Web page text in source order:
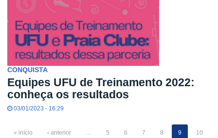
CONQUISTA
Equipes UFU de Treinamento 2022:
conheça os resultados
03/01/2023 - 16:29
« início ‹ anterior … 5 6 7 8 9 10